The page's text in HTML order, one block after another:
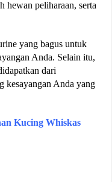
hewan peliharaan, serta
yang bagus untuk
Anda. Selain itu,
dari
kesayangan Anda yang
Kucing Whiskas